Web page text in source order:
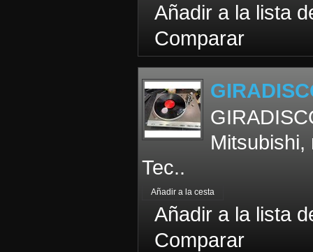
Añadir a la lista
Comparar
Mitsubishi,
Tec..
Añadir a la lista
Comparar